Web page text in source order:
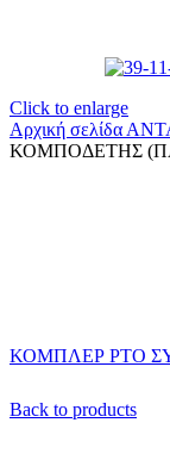
Click to enlarge
Αρχική σελίδα
ΚΟΜΠΟΔΕΤΗΣ
ΚΟΜΠΛΕΡ ΡΤΟ
Back to products